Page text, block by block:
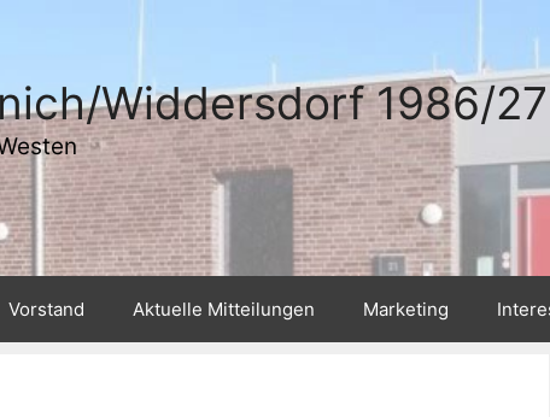
Widdersdorf 1986/27
Vorstand Aktuelle Mitteilungen Marketing